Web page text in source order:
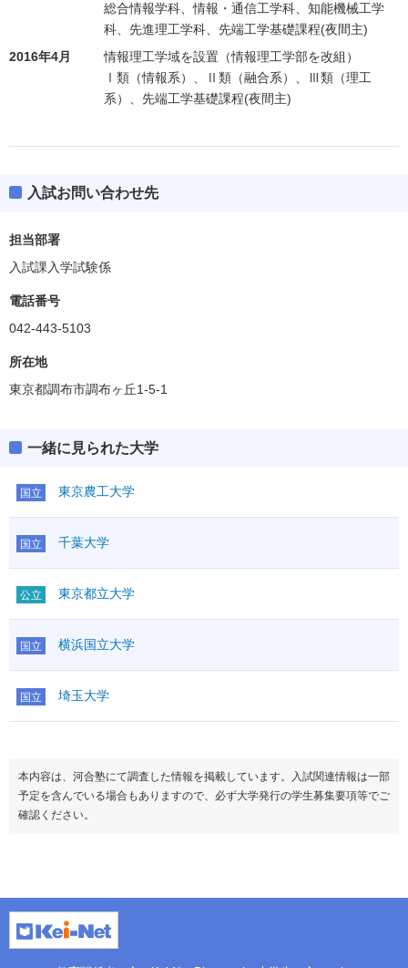
総合情報学科、情報・通信工学科、知能機械工学
科、先進理工学科、先端工学基礎課程(夜間主)
2016年4月
情報理工学域を設置（情報理工学部を改組）
Ⅰ類（情報系）、Ⅱ類（融合系）、Ⅲ類（理工
系）、先端工学基礎課程(夜間主)
入試お問い合わせ先
担当部署
入試課入学試験係
電話番号
042-443-5103
所在地
東京都調布市調布ヶ丘1-5-1
一緒に見られた大学
国立 東京農工大学
国立 千葉大学
公立 東京都立大学
国立 横浜国立大学
国立 埼玉大学
本内容は、河合塾にて調査した情報を掲載しています。入試関連情報は一部
予定を含んでいる場合もありますので、必ず大学発行の学生募集要項等でご
確認ください。